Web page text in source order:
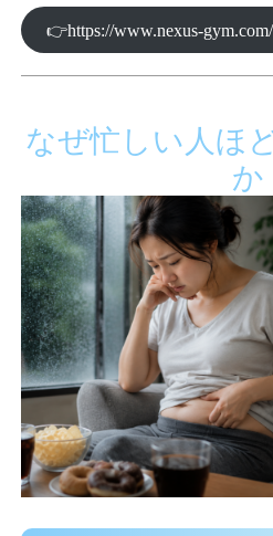
👉https://www.nexus-
なぜ忙しい人ほ
か